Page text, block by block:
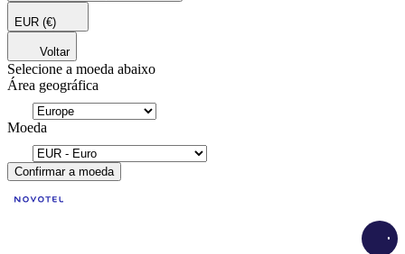
EUR (€)
Voltar
Selecione a moeda abaixo
Área geográfica
Moeda
Confirmar a moeda